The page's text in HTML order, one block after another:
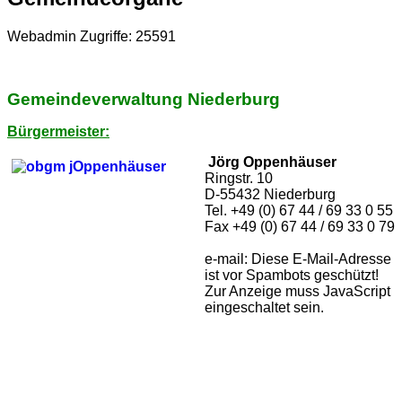
Webadmin Zugriffe: 25591
Gemeindeverwaltung Niederburg
Bürgermeister:
Jörg Oppenhäuser
Ringstr. 10
D-55432 Niederburg
Tel. +49 (0) 67 44 / 69 33 0 55
Fax +49 (0) 67 44 / 69 33 0 79
e-mail: Diese E-Mail-Adresse
ist vor Spambots geschützt!
Zur Anzeige muss JavaScript
eingeschaltet sein.